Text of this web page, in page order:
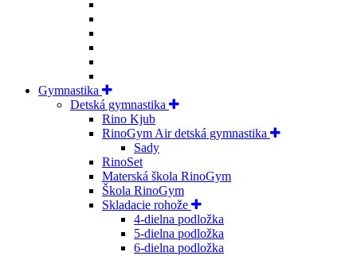
Gymnastika
Detská gymnastika
Rino Kjub
RinoGym Air detská gymnastika
Sady
RinoSet
Materská škola RinoGym
Škola RinoGym
Skladacie rohože
4-dielna podložka
5-dielna podložka
6-dielna podložka